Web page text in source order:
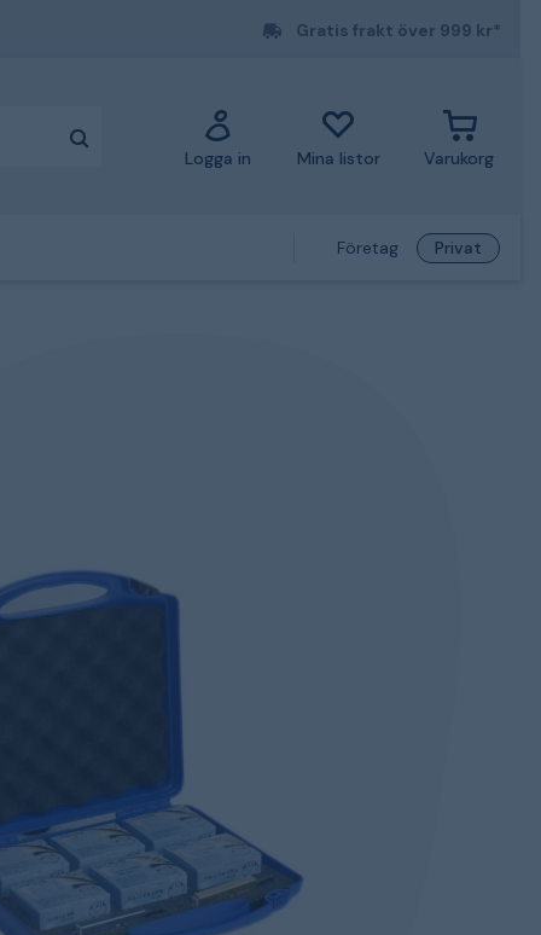
Gratis frakt över 999 kr*
Logga in Mina listor Varukorg
Företag Privat